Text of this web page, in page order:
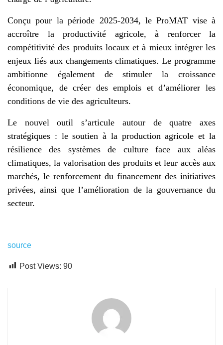
Conçu pour la période 2025-2034, le ProMAT vise à
accroître la productivité agricole, à renforcer la
compétitivité des produits locaux et à mieux intégrer les
enjeux liés aux changements climatiques. Le programme
ambitionne également de stimuler la croissance
économique, de créer des emplois et d’améliorer les
conditions de vie des agriculteurs.
Le nouvel outil s’articule autour de quatre axes
stratégiques : le soutien à la production agricole et la
résilience des systèmes de culture face aux aléas
climatiques, la valorisation des produits et leur accès aux
marchés, le renforcement du financement des initiatives
privées, ainsi que l’amélioration de la gouvernance du
secteur.
source
Post Views: 90